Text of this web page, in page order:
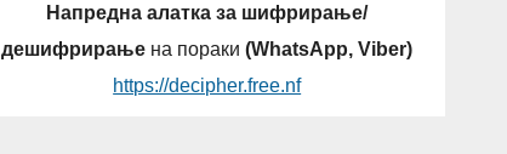
Напредна алатка за шифрирање/
дешифрирање на пораки(WhatsApp, Viber)
https://decipher.free.nf